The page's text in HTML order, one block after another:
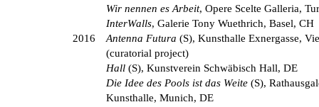
Wir nennen es Arbeit, Opere Scelte Galleria,
InterWalls, Galerie Tony Wuethrich, Basel, CH
2016
Antenna Futura (S), Kunsthalle Exnergasse,
(curatorial project)
Hall (S), Kunstverein Schwäbisch Hall, DE
Die Idee des Pools ist das Weite (S),
Kunsthalle, Munich, DE